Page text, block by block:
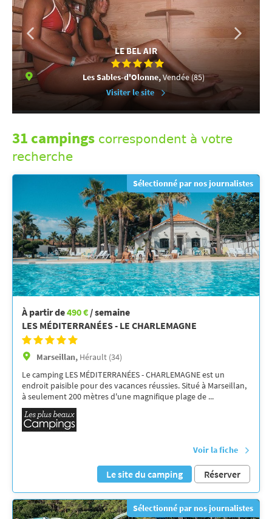
LE BEL AIR
Les Sables-d'Olonne,Vendée (85)
Visiter le site
31 campings correspondent à votre
recherche
Sélectionné par nos journalistes
À partir de490 € / semaine
LES MÉDITERRANÉES - LE CHARLEMAGNE
Marseillan, Hérault (34)
Le camping LES MÉDITERRANÉES - CHARLEMAGNE est un
endroit paisible pour des vacances réussies. Situé à Marseillan,
à seulement 200 mètres d'une magnifique plage de ...
Voir la fiche
Le site du camping Réserver
Sélectionné par nos journalistes